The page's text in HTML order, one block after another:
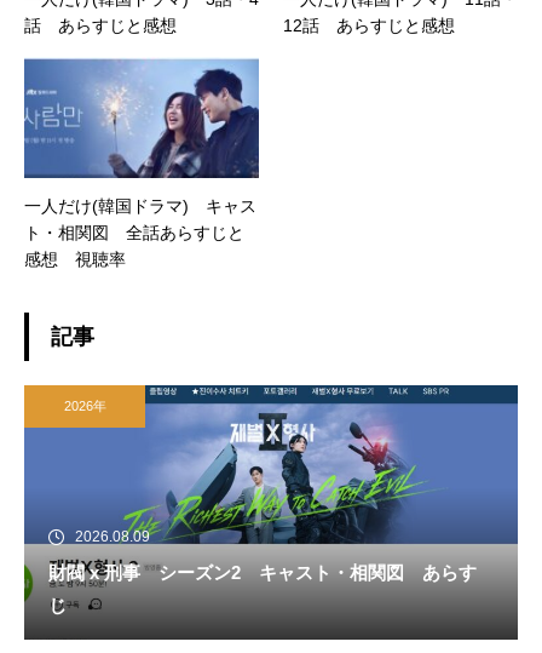
話 あらすじと感想
12話 あらすじと感想
一人だけ(韓国ドラマ) キャス
ト・相関図 全話あらすじと
感想 視聴率
記事
2026年
2026.08.09
財閥 x 刑事 シーズン2 キャスト・相関図 あらす
じ